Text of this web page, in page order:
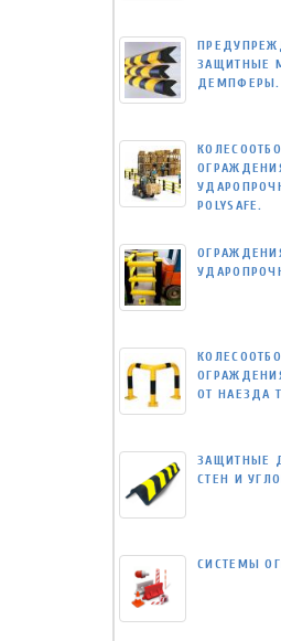
ЗАЩИТНЫЕ
ДЕМПФЕРЫ.
POLYSAFE.
ОТ НАЕЗДА
ЗАЩИТНЫЕ
СТЕН И
СИСТЕМЫ